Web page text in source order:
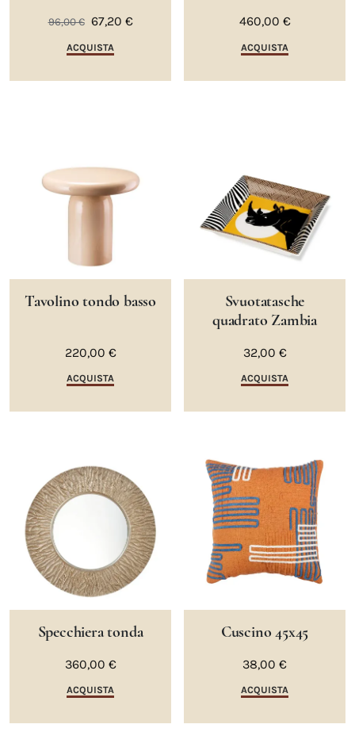
96,00 € 67,20 €
ACQUISTA
460,00 €
ACQUISTA
Tavolino tondo basso
220,00 €
ACQUISTA
Svuotatasche
quadrato Zambia
32,00 €
ACQUISTA
Specchiera tonda
360,00 €
ACQUISTA
Cuscino 45x45
38,00 €
ACQUISTA